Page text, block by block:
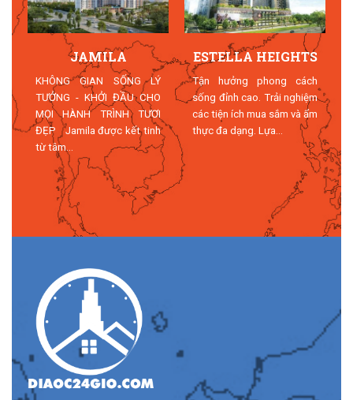
JAMILA
KHÔNG GIAN SỐNG LÝ
TƯỞNG - KHỞI ĐẦU CHO
MỌI HÀNH TRÌNH TƯƠI
ĐẸP Jamila được kết tinh
từ tâm...
ESTELLA HEIGHTS
Tận hưởng phong cách
sống đỉnh cao. Trải nghiệm
các tiện ích mua sắm và ẩm
thực đa dạng. Lựa...